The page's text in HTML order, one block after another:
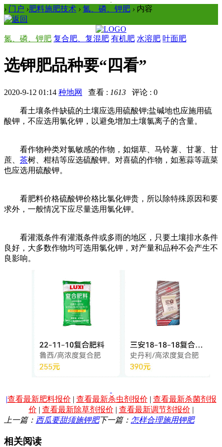
› 门户 ›肥料施肥技术 › 氮、磷、钾肥 › 内容
氮、磷、钾肥 复合肥、复混肥 有机肥 水溶肥 叶面肥
选钾肥品种要“四看”
2020-9-12 01:14 种地网 查看 : 1613 评论 : 0
看土壤条件缺硫的土壤应选用硫酸钾;盐碱地也应施用硫
酸钾，不应选用氯化钾，以避免增加土壤氯离子的含量。
看作物种类对氯敏感的作物，如烟草、马铃薯、甘薯、甘
蔗、 茶树、柑桔等应选硫酸钾。对喜硫的作物，如葱蒜等蔬菜
也应选用硫酸钾。
看肥料价格硫酸钾价格比氯化钾贵，所以除特殊原因和要
求外，一般情况下应尽量选用氯化钾。
看灌溉条件有灌溉条件或多雨的地区，只要土壤排水条件
良好，大多数作物均可选用氯化钾，对产量和品种不会产生不
良影响。
|查看最新肥料报价 | 查看最新杀虫剂报价 | 查看最新杀菌剂报
价 | 查看最新除草剂报价 | 查看最新调节剂报价 |
上一篇： 西瓜要甜须施钾肥下一篇： 怎样合理施用钾肥
相关阅读